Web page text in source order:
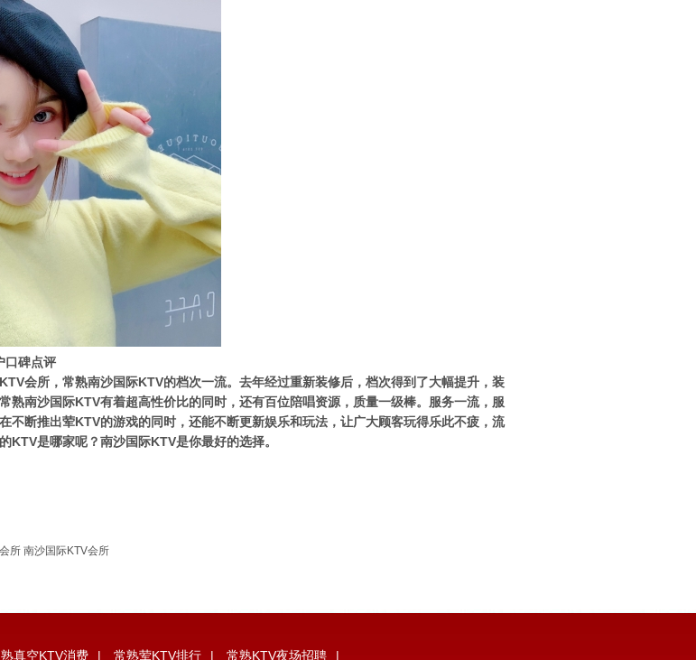
口碑点评
会所，常熟南沙国际KTV的档次一流。去年经过重新装修后，档次得到了大幅提升，装
熟南沙国际KTV有着超高性价比的同时，还有百位陪唱资源，质量一级棒。服务一流，服
不断推出荤KTV的游戏的同时，还能不断更新娱乐和玩法，让广大顾客玩得乐此不疲，流
KTV是哪家呢？南沙国际KTV是你最好的选择。
所 南沙国际KTV会所
真空KTV消费 | 常熟荤KTV排行 | 常熟KTV夜场招聘 |